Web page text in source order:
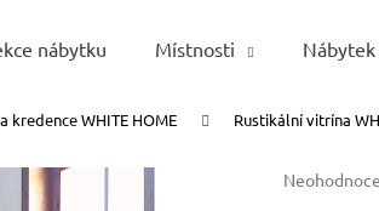
nábytku Místnosti
kredence WHITE HOME Rustikální vitrína
Průměrné
Co potřebujete najít?